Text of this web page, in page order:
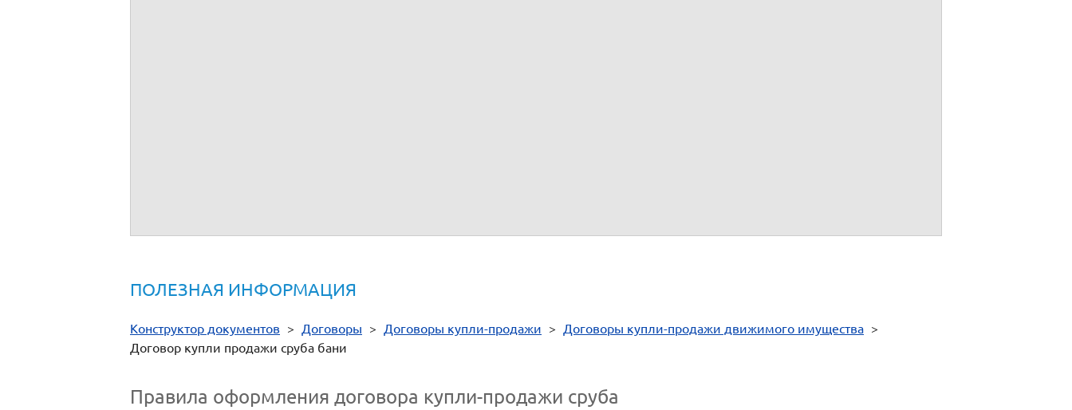
ПОЛЕЗНАЯ ИНФОРМАЦИЯ
Конструктор документов > Договоры > Договоры купли-продажи > Договоры купли-продажи движимого имущества >
Договор купли продажи сруба бани
Правила оформления договора купли-продажи сруба